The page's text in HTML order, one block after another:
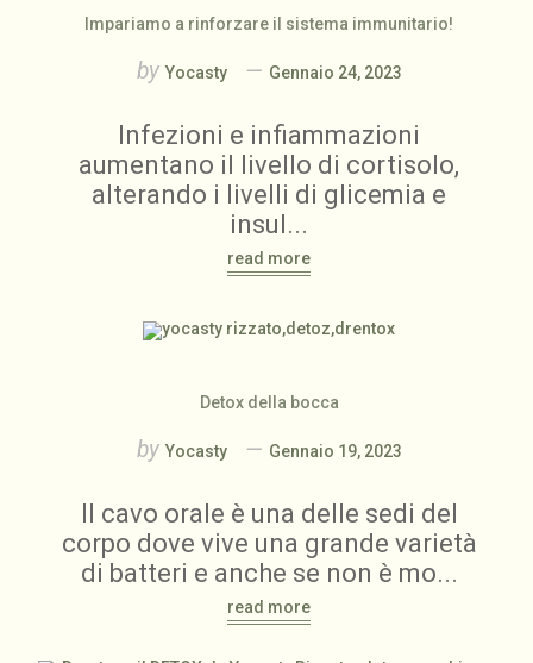
Impariamo a rinforzare il sistema immunitario!
by Yocasty Gennaio 24, 2023
Infezioni e infiammazioni
aumentano il livello di cortisolo,
alterando i livelli di glicemia e
insul...
read more
Detox della bocca
by Yocasty Gennaio 19, 2023
Il cavo orale è una delle sedi del
corpo dove vive una grande varietà
di batteri e anche se non è mo...
read more